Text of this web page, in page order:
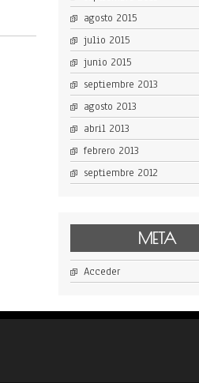
agosto 2015
julio 2015
junio 2015
septiembre 2013
agosto 2013
abril 2013
febrero 2013
septiembre 2012
META
Acceder